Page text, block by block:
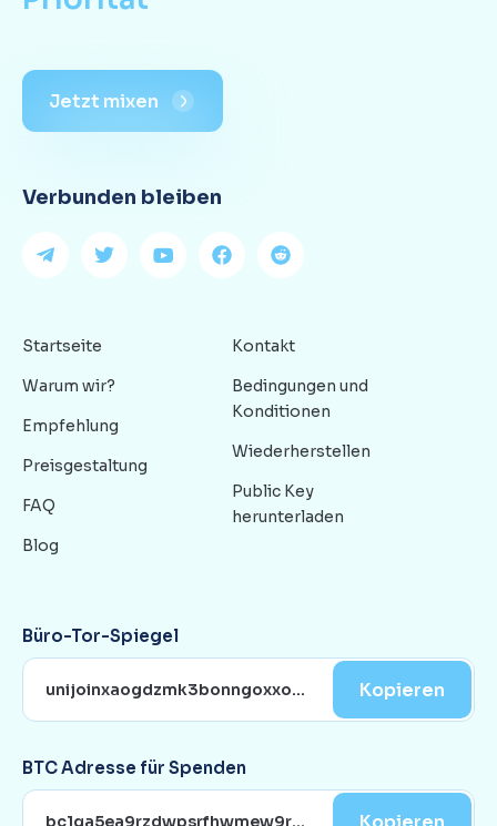
Jetzt mixen
Verbunden bleiben
Startseite
Warum wir?
Empfehlung
Preisgestaltung
FAQ
Blog
Kontakt
Bedingungen und
Konditionen
Wiederherstellen
Public Key
herunterladen
Büro-Tor-Spiegel
Kopieren
BTC Adresse für Spenden